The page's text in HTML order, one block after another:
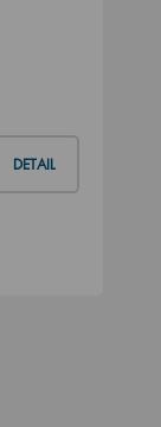
DETAIL